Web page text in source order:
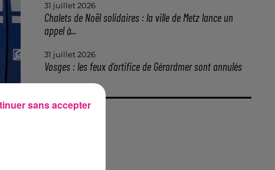
31 juillet 2026
Chalets de Noël solidaires : la ville de Metz lance un
appel à...
31 juillet 2026
Vosges : les feux d’artifice de Gérardmer sont annulés
sans accepter